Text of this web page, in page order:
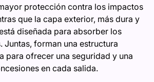
protección contra los impactos
que la capa exterior, más dura y
diseñada para absorber los
Juntas, forman una estructura
para ofrecer una seguridad y una
en cada salida.